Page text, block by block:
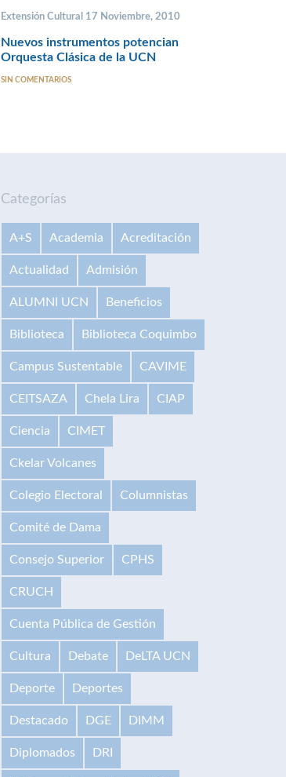
Extensión Cultural 17 Noviembre, 2010
Nuevos instrumentos potencian
Orquesta Clásica de la UCN
SIN COMENTARIOS
Categorías
A+S Academia Acreditación
Actualidad Admisión
ALUMNI UCN Beneficios
Biblioteca Biblioteca Coquimbo
Campus Sustentable CAVIME
CEITSAZA Chela Lira CIAP
Ciencia CIMET
Ckelar Volcanes
Colegio Electoral Columnistas
Comité de Dama
Consejo Superior CPHS
CRUCH
Cuenta Pública de Gestión
Cultura Debate DeLTA UCN
Deporte Deportes
Destacado DGE DIMM
Diplomados DRI